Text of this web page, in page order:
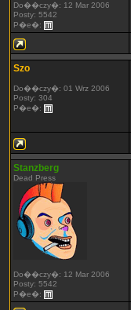
Do��czy�: 12 Mar 2006
Posty: 5542
P�e�:
Szo
Do��czy�: 01 Wrz 2006
Posty: 304
P�e�:
Stanzberg
Dead Press
Do��czy�: 12 Mar 2006
Posty: 5542
P�e�: